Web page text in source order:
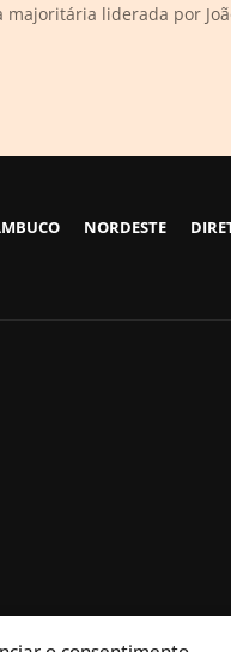
majoritária liderada por
NORDESTE